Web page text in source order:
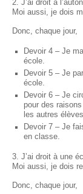
2. J’ai droit à
Moi aussi, je dois
Donc, chaque jour,
Devoir 4 – Je
école.
Devoir 5 – Je
école.
Devoir 6 – Je
pour des
les autres
Devoir 7 – Je
en classe.
3. J’ai droit à une
Moi aussi, je dois
Donc, chaque jour,